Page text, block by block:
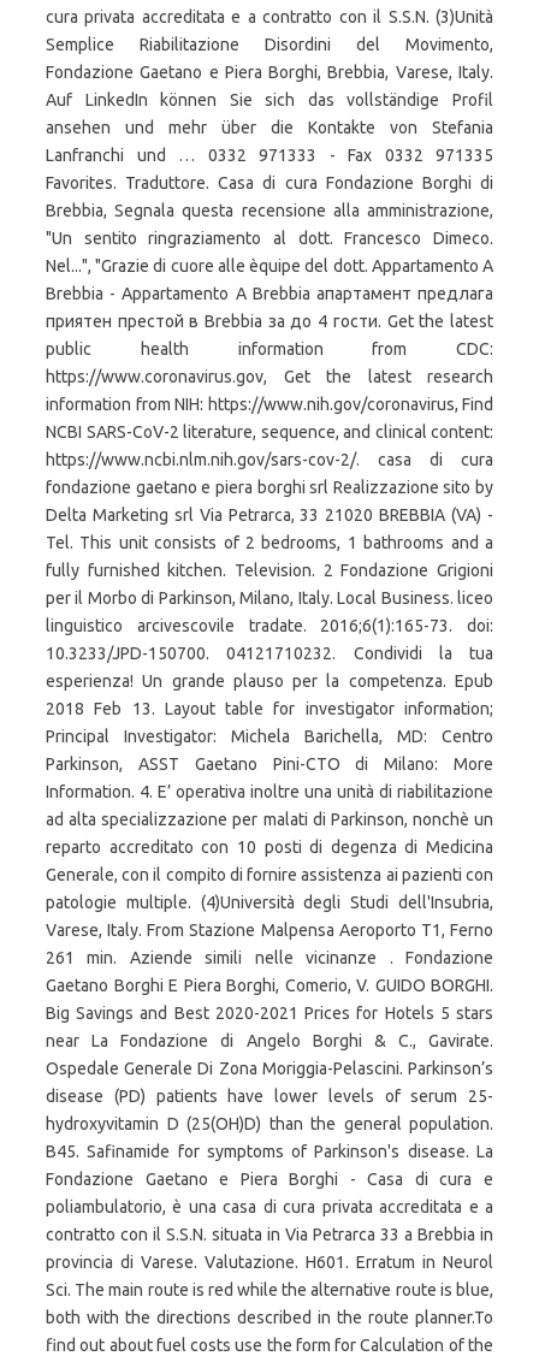
cura privata accreditata e a contratto con il S.S.N. (3)Unità
Semplice Riabilitazione Disordini del Movimento,
Fondazione Gaetano e Piera Borghi, Brebbia, Varese, Italy.
Auf LinkedIn können Sie sich das vollständige Profil
ansehen und mehr über die Kontakte von Stefania
Lanfranchi und … 0332 971333 - Fax 0332 971335
Favorites. Traduttore. Casa di cura Fondazione Borghi di
Brebbia, Segnala questa recensione alla amministrazione,
"Un sentito ringraziamento al dott. Francesco Dimeco.
Nel...", "Grazie di cuore alle èquipe del dott. Appartamento A
Brebbia - Appartamento A Brebbia апартамент предлага
приятен престой в Brebbia за до 4 гости. Get the latest
public health information from CDC:
https://www.coronavirus.gov, Get the latest research
information from NIH: https://www.nih.gov/coronavirus, Find
NCBI SARS-CoV-2 literature, sequence, and clinical content:
https://www.ncbi.nlm.nih.gov/sars-cov-2/. casa di cura
fondazione gaetano e piera borghi srl Realizzazione sito by
Delta Marketing srl Via Petrarca, 33 21020 BREBBIA (VA) -
Tel. This unit consists of 2 bedrooms, 1 bathrooms and a
fully furnished kitchen. Television. 2 Fondazione Grigioni
per il Morbo di Parkinson, Milano, Italy. Local Business. liceo
linguistico arcivescovile tradate. 2016;6(1):165-73. doi:
10.3233/JPD-150700. 04121710232. Condividi la tua
esperienza! Un grande plauso per la competenza. Epub
2018 Feb 13. Layout table for investigator information;
Principal Investigator: Michela Barichella, MD: Centro
Parkinson, ASST Gaetano Pini-CTO di Milano: More
Information. 4. E’ operativa inoltre una unità di riabilitazione
ad alta specializzazione per malati di Parkinson, nonchè un
reparto accreditato con 10 posti di degenza di Medicina
Generale, con il compito di fornire assistenza ai pazienti con
patologie multiple. (4)Università degli Studi dell'Insubria,
Varese, Italy. From Stazione Malpensa Aeroporto T1, Ferno
261 min. Aziende simili nelle vicinanze . Fondazione
Gaetano Borghi E Piera Borghi, Comerio, V. GUIDO BORGHI.
Big Savings and Best 2020-2021 Prices for Hotels 5 stars
near La Fondazione di Angelo Borghi & C., Gavirate.
Ospedale Generale Di Zona Moriggia-Pelascini. Parkinson’s
disease (PD) patients have lower levels of serum 25-
hydroxyvitamin D (25(OH)D) than the general population.
B45. Safinamide for symptoms of Parkinson's disease. La
Fondazione Gaetano e Piera Borghi - Casa di cura e
poliambulatorio, è una casa di cura privata accreditata e a
contratto con il S.S.N. situata in Via Petrarca 33 a Brebbia in
provincia di Varese. Valutazione. H601. Erratum in Neurol
Sci. The main route is red while the alternative route is blue,
both with the directions described in the route planner.To
find out about fuel costs use the form for Calculation of the